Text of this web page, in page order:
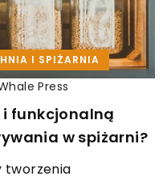
I SPIŻARNIA
Press
funkcjonalną
w spiżarni?
tworzenia